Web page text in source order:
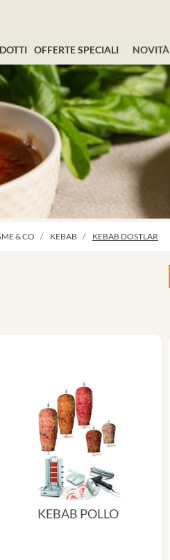
OFFERTE SPECIALI NOVITÀ
& CO KEBAB KEBAB DOSTLAR
KEBAB POLLO